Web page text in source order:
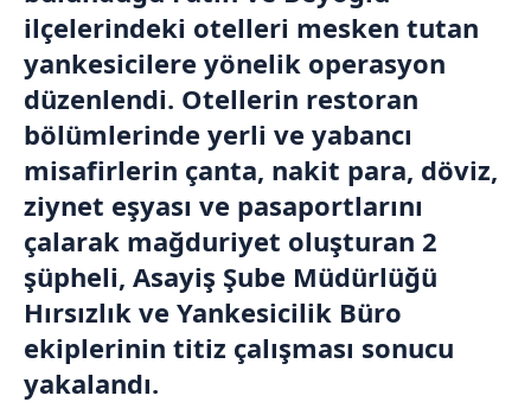
ilçelerindeki otelleri mesken tutan
yankesicilere yönelik operasyon
düzenlendi. Otellerin restoran
bölümlerinde yerli ve yabancı
misafirlerin çanta, nakit para, döviz,
ziynet eşyası ve pasaportlarını
çalarak mağduriyet oluşturan 2
şüpheli, Asayiş Şube Müdürlüğü
Hırsızlık ve Yankesicilik Büro
ekiplerinin titiz çalışması sonucu
yakalandı.